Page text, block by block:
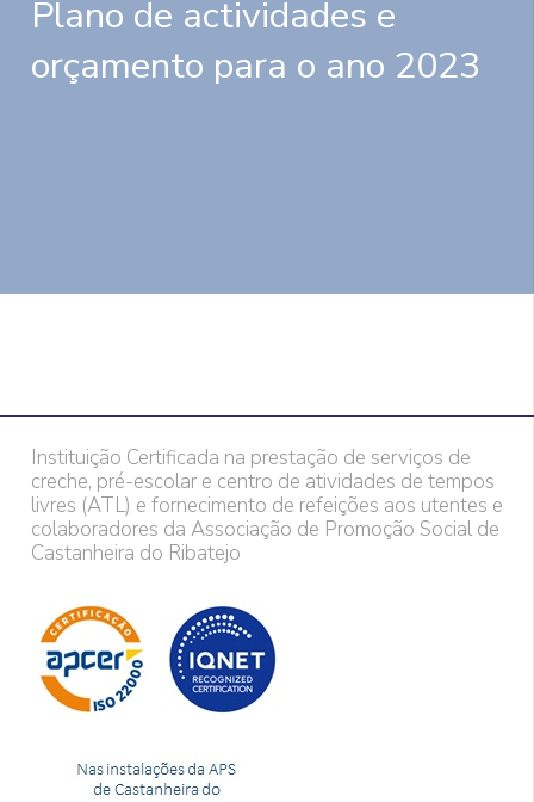
Plano de actividades e
orçamento para o ano 2023
Instituição Certificada na prestação de serviços de
creche, pré-escolar e centro de atividades de tempos
livres (ATL) e fornecimento de refeições aos utentes e
colaboradores da Associação de Promoção Social de
Castanheira do Ribatejo